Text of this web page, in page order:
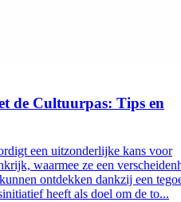
de Cultuurpas: Tips en
een uitzonderlijke kans voor
waarmee ze een
ontdekken dankzij een
heeft als doel om de to...